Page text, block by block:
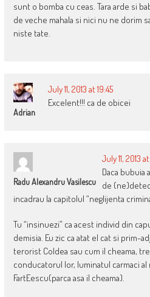
sunt o bomba cu ceas. Tara arde si
de veche mahala si nici nu ne dorim
niste tate.
Adrian
July 11, 2013 at 19:45
Excelent!!! ca de obicei
Radu Alexandru Vasilescu
July 11, 2013
Daca bubuia
de
incadrau la capitolul “neglijenta
Tu “insinuezi” ca acest individ din
demisia. Eu zic ca atat el cat si prim-
terorist Coldea sau cum il cheama,
conducatorul lor, luminatul carmaci al
FartEescu(parca asa il cheama).